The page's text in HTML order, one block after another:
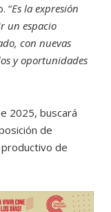
“Es la expresión
un espacio
con nuevas
y oportunidades
2025, buscará
de
de